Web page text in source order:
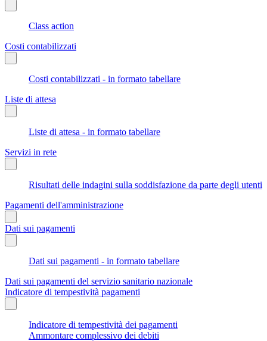
Class action
Costi contabilizzati
Costi contabilizzati - in formato tabellare
Liste di attesa
Liste di attesa - in formato tabellare
Servizi in rete
Risultati delle indagini sulla soddisfazione da parte degli utenti
Pagamenti dell'amministrazione
Dati sui pagamenti
Dati sui pagamenti - in formato tabellare
Dati sui pagamenti del servizio sanitario nazionale
Indicatore di tempestività pagamenti
Indicatore di tempestività dei pagamenti
Ammontare complessivo dei debiti